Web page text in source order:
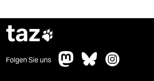
taz
Folgen Sie uns